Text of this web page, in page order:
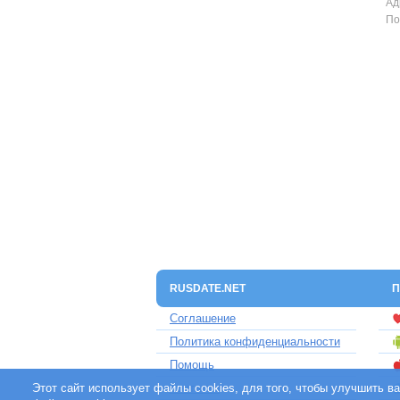
RUSDATE.NET
Соглашение
Политика конфиденциальности
Помощь
Контакты
Этот сайт использует файлы cookies, для того, чтобы улучшить